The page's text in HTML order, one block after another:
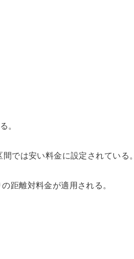
。
では安い料金に設定されている。
距離対料金が適用される。